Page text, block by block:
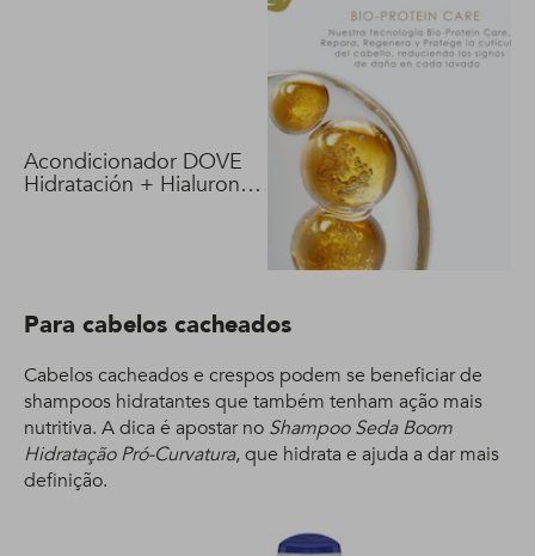
Acondicionador DOVE
Hidratación + Hialuron
Para cabelos cacheados
Cabelos cacheados e crespos podem se beneficiar de
shampoos hidratantes que também tenham ação mais
nutritiva. A dica é apostar no Shampoo Seda Boom
Hidratação Pró-Curvatura, que hidrata e ajuda a dar mais
definição.